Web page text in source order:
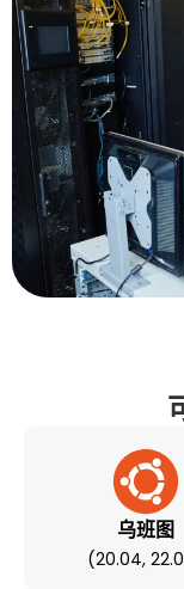
乌班图
(20.04,